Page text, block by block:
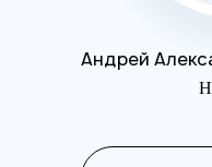
Андрей